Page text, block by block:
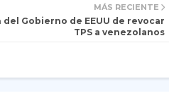
MÁS RECIENTE
Gobierno de EEUU de revocar
TPS a venezolanos